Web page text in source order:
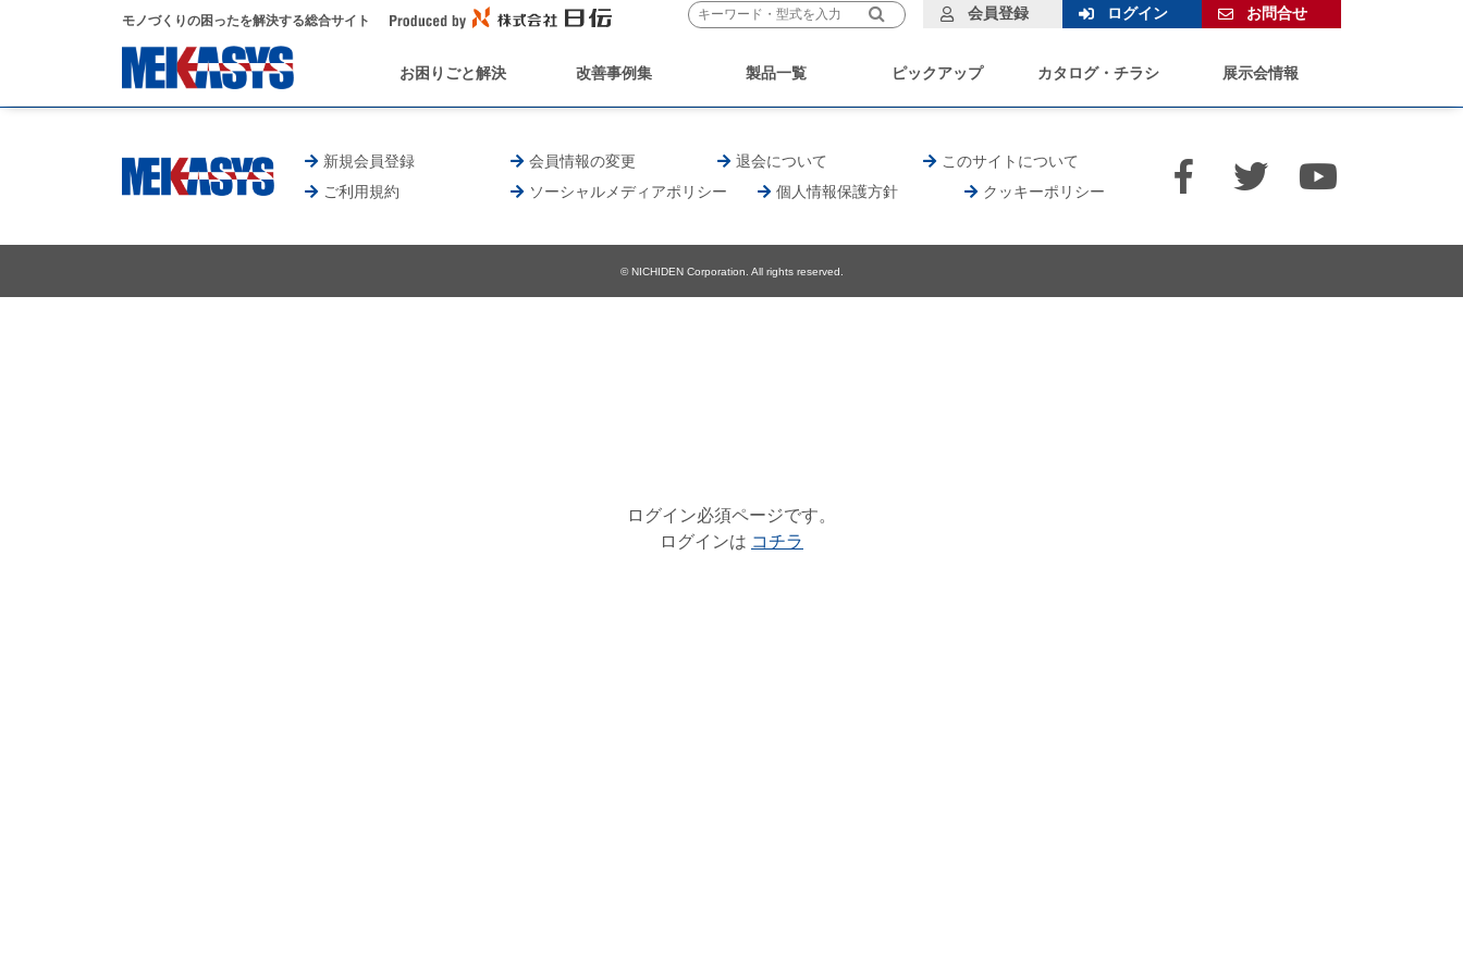
モノづくりの困ったを解決する総合サイト
お困りごと解決 改善事例集 製品一覧 ピックアップ カタログ・チラシ 展示会情報
会員登録 ログイン お問合せ
ログイン必須ページです。
ログインは コチラ
新規会員登録 会員情報の変更 退会について
このサイトについて
ご利用規約
ソーシャルメディアポリシー 個人情報保護方針 クッキーポリシー
© NICHIDEN Corporation. All rights reserved.